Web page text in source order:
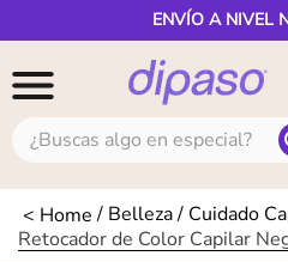
ENVÍO A NIVEL
¿Buscas algo en especial?
Belleza Cuidado
Retocador de Color Capilar